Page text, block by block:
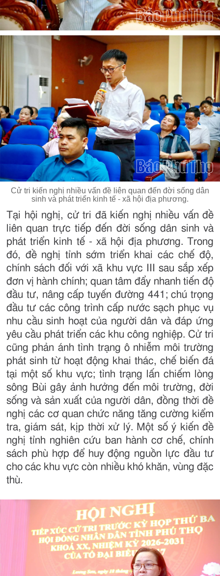
Cử tri kiến nghị nhiều vấn đề liên quan đến đời sống dân
sinh và phát triển kinh tế - xã hội địa phương.
Tại hội nghị, cử tri đã kiến nghị nhiều vấn đề
liên quan trực tiếp đến đời sống dân sinh và
phát triển kinh tế - xã hội địa phương. Trong
đó, đề nghị tỉnh sớm triển khai các chế độ,
chính sách đối với xã khu vực III sau sắp xếp
đơn vị hành chính; quan tâm đẩy nhanh tiến độ
đầu tư, nâng cấp tuyến đường 441; chú trọng
đầu tư các công trình cấp nước sạch phục vụ
nhu cầu sinh hoạt của người dân và đáp ứng
yêu cầu phát triển các khu công nghiệp. Cử tri
cũng phản ánh tình trạng ô nhiễm môi trường
phát sinh từ hoạt động khai thác, chế biến đá
tại một số khu vực; tình trạng lấn chiếm lòng
sông Bùi gây ảnh hưởng đến môi trường, đời
sống và sản xuất của người dân, đồng thời đề
nghị các cơ quan chức năng tăng cường kiểm
tra, giám sát, kịp thời xử lý. Một số ý kiến đề
nghị tỉnh nghiên cứu ban hành cơ chế, chính
sách phù hợp để huy động nguồn lực đầu tư
cho các khu vực còn nhiều khó khăn, vùng đặc
thù.